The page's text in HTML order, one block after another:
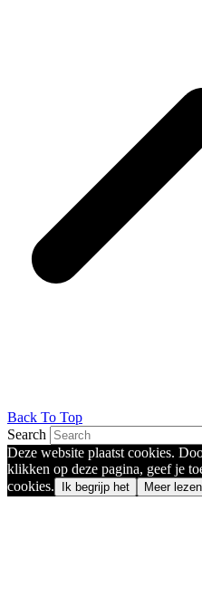
Back To Top
Search
Deze website plaatst cookies.
klikken op deze pagina, geef je
cookies.
Ik begrijp het Meer lezen